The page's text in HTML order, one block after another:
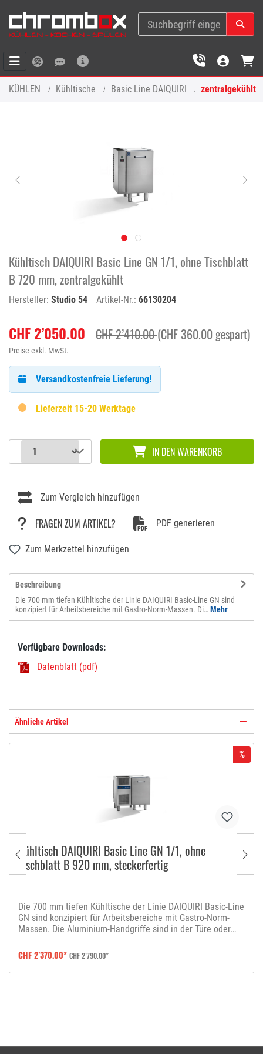
KÜHLEN Kühltische Basic Line DAIQUIRI zentralgekühlt
Kühltisch DAIQUIRI Basic Line GN 1/1, ohne Tischblatt
B 720 mm, zentralgekühlt
Hersteller: Studio 54 Artikel-Nr.: 66130204
CHF 2’050.00 CHF 2’410.00(CHF 360.00 gespart)
Preise exkl. MwSt.
Versandkostenfreie Lieferung!
Lieferzeit 15-20 Werktage
IN DEN WARENKORB
Zum Vergleich hinzufügen
FRAGEN ZUM ARTIKEL? PDF generieren
Zum Merkzettel hinzufügen
Verfügbare Downloads:
Datenblatt (pdf)
Beschreibung
Die 700 mm tiefen Kühltische der Linie DAIQUIRI Basic-Line GN sind
konzipiert für Arbeitsbereiche mit Gastro-Norm-Massen. Di… Mehr
Ähnliche Artikel
%
Kühltisch DAIQUIRI Basic Line GN 1/1, ohne
Tischblatt B 920 mm, steckerfertig
Die 700 mm tiefen Kühltische der Linie DAIQUIRI Basic-Line
GN sind konzipiert für Arbeitsbereiche mit Gastro-Norm-
Massen. Die Aluminium-Handgriffe sind in der Türe oder
Leistungs-Verhältnis ermöglichtDer Kühltisch enthält pro
Tür einen Gitterrost mit Befestigung an den Zahnstangen.
Das korrekte Einstellen und Regeln der Temperatur des
CHF 2’370.00* CHF 2’790.00*